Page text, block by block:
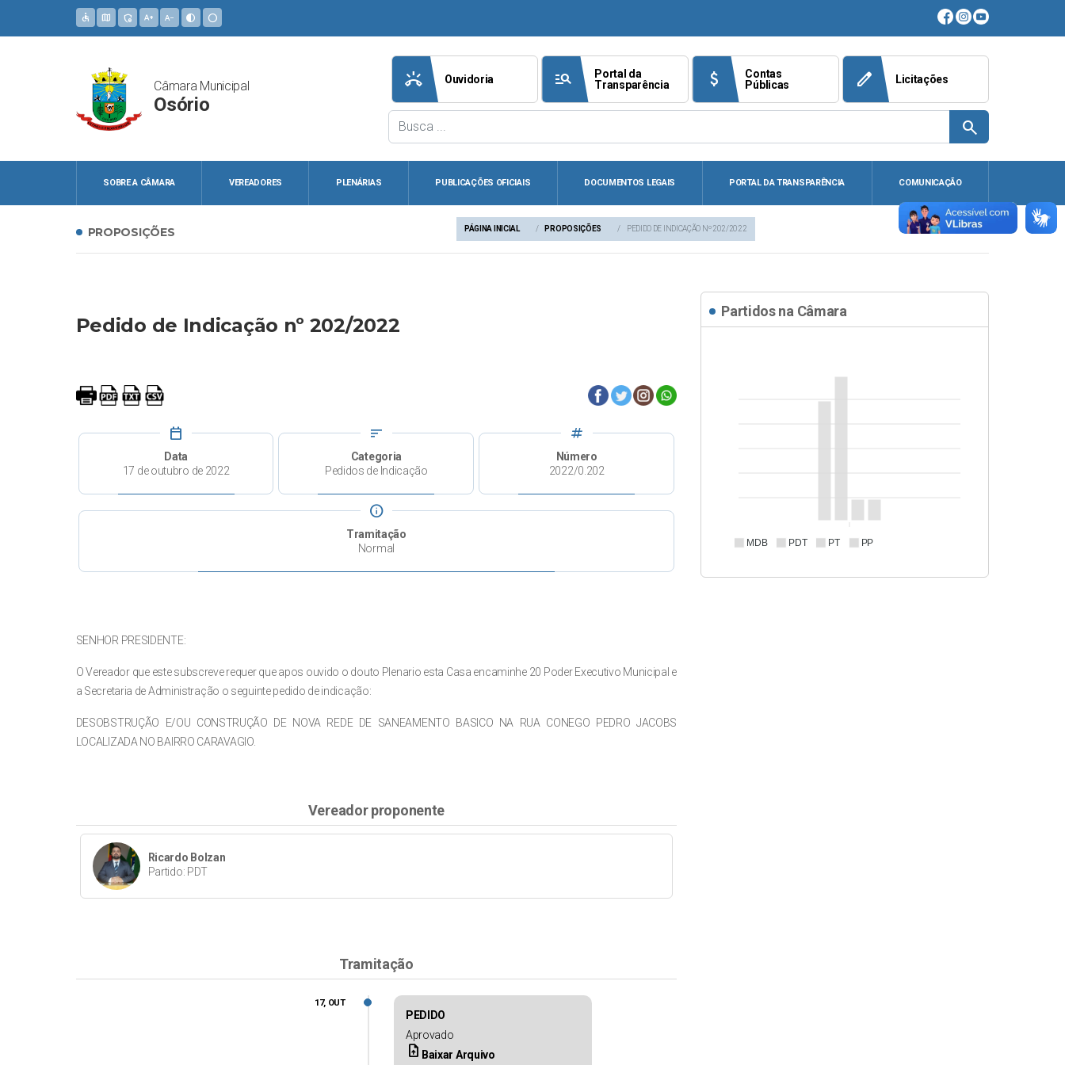
accessible map admin_panel_settings text_increase text_decrease contrast circle
Câmara Municipal
Osório
ring_volume Ouvidoria manage_search
Portal da
Transparência
attach_money
Contas
Públicas
edit Licitações
search
SOBRE A CÂMARA VEREADORES PLENÁRIAS PUBLICAÇÕES OFICIAIS DOCUMENTOS LEGAIS PORTAL DA TRANSPARÊNCIA COMUNICAÇÃO
PROPOSIÇÕES PÁGINA INICIAL PROPOSIÇÕES PEDIDO DE INDICAÇÃO Nº 202/2022
Pedido de Indicação nº 202/2022
calendar_today
Data
17 de outubro de 2022
sort
Categoria
Pedidos de Indicação
tag
Número
2022/0.202
info
Tramitação
Normal
SENHOR PRESIDENTE:
O Vereador que este subscreve requer que apos ouvido o douto Plenario esta Casa encaminhe 20 Poder Executivo Municipal e
a Secretaria de Administração o seguinte pedido de indicação:
DESOBSTRUÇÃO E/OU CONSTRUÇÃO DE NOVA REDE DE SANEAMENTO BASICO NA RUA CONEGO PEDRO JACOBS
LOCALIZADA NO BAIRRO CARAVAGIO.
Vereador proponente
Ricardo Bolzan
Partido: PDT
Tramitação
PEDIDO
Aprovado
upload_file Baixar Arquivo
17, OUT
Partidos na Câmara
MDB PDT PT PP